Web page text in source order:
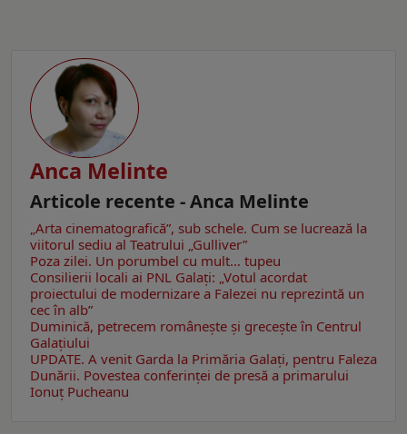
Anca Melinte
Articole recente - Anca Melinte
„Arta cinematografică”, sub schele. Cum se lucrează la
viitorul sediu al Teatrului „Gulliver”
Poza zilei. Un porumbel cu mult… tupeu
Consilierii locali ai PNL Galaţi: „Votul acordat
proiectului de modernizare a Falezei nu reprezintă un
cec în alb”
Duminică, petrecem româneşte şi greceşte în Centrul
Galaţiului
UPDATE. A venit Garda la Primăria Galaţi, pentru Faleza
Dunării. Povestea conferinţei de presă a primarului
Ionuţ Pucheanu